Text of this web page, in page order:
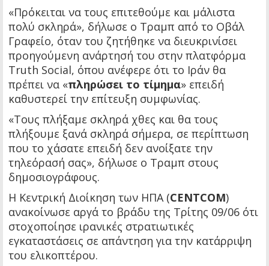
«Πρόκειται να τους επιτεθούμε και μάλιστα
πολύ σκληρά», δήλωσε ο Τραμπ από το Οβάλ
Γραφείο, όταν του ζητήθηκε να διευκρινίσει
προηγούμενη ανάρτησή του στην πλατφόρμα
Truth Social, όπου ανέφερε ότι το Ιράν θα
πρέπει να «πληρώσει το τίμημα» επειδή
καθυστερεί την επίτευξη συμφωνίας.
«Τους πλήξαμε σκληρά χθες και θα τους
πλήξουμε ξανά σκληρά σήμερα, σε περίπτωση
που το χάσατε επειδή δεν ανοίξατε την
τηλεόρασή σας», δήλωσε ο Τραμπ στους
δημοσιογράφους.
Η Κεντρική Διοίκηση των ΗΠΑ (CENTCOM)
ανακοίνωσε αργά το βράδυ της Τρίτης 09/06 ότι
στοχοποίησε ιρανικές στρατιωτικές
εγκαταστάσεις σε απάντηση για την κατάρριψη
του ελικοπτέρου.